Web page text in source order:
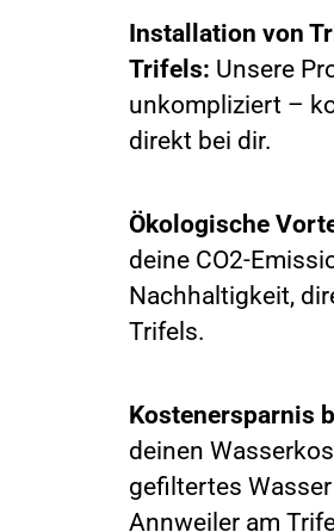
Installation von
Trifels: Unsere
unkompliziert –
direkt bei dir.
Ökologische
deine CO2-
Nachhaltigkeit,
Trifels.
Kostenersparnis
deinen
gefiltertes
Annweiler am